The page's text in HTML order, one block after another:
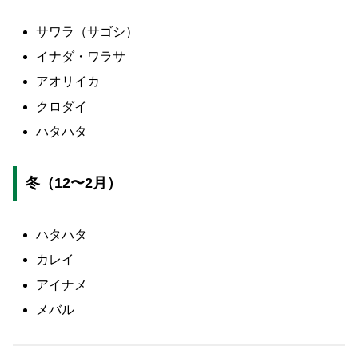
サワラ（サゴシ）
イナダ・ワラサ
アオリイカ
クロダイ
ハタハタ
冬（12〜2月）
ハタハタ
カレイ
アイナメ
メバル